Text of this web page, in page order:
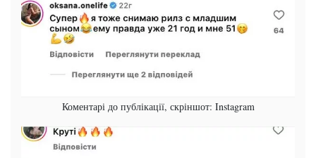
Коментарі до публікації, скріншот: Instagram